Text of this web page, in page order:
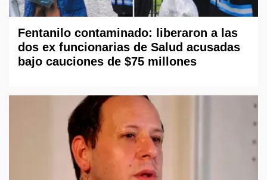
Fentanilo contaminado: liberaron a las
dos ex funcionarias de Salud acusadas
bajo cauciones de $75 millones